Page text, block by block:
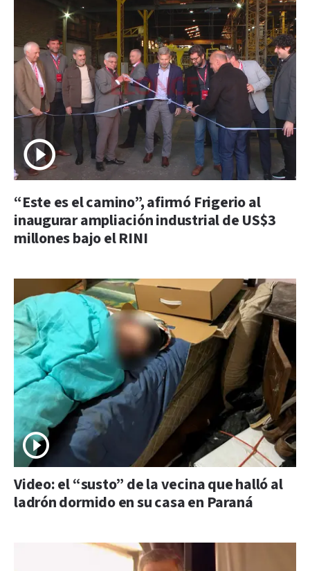
“Este es el camino”, afirmó Frigerio al
inaugurar ampliación industrial de US$3
millones bajo el RINI
Video: el “susto” de la vecina que halló al
ladrón dormido en su casa en Paraná